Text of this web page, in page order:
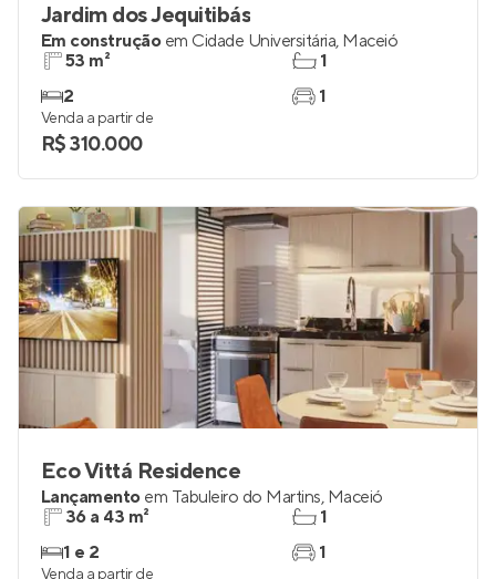
Jardim dos Jequitibás
Em construção em Cidade Universitária, Maceió
53 m²
2
1
1
Venda a partir de
R$ 310.000
Eco Vittá Residence
Lançamento em Tabuleiro do Martins, Maceió
36 a 43 m²
1 e 2
1
1
Venda a partir de